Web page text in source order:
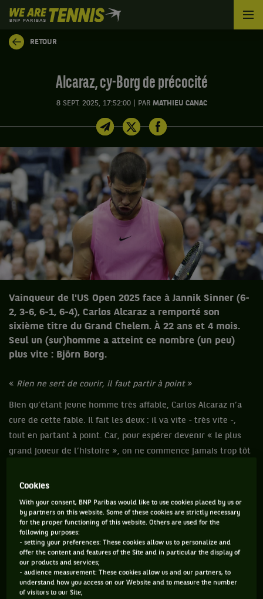
We
are
Tennis
by
RETOUR
Alcaraz, cy-Borg de précocité
8 SEPT. 2025, 17:52:00 PAR MATHIEU CANAC
Vainqueur de l'US Open 2025 face à Jannik Sinner (6-
2, 3-6, 6-1, 6-4), Carlos Alcaraz a remporté son
sixième titre du Grand Chelem. À 22 ans et 4 mois.
Seul un (sur)homme a atteint ce nombre (un peu)
plus vite : Björn Borg.
« Rien ne sert de courir, il faut partir à point»
Bien qu’étant jeune homme très affable, Carlos Alcaraz n’a
cure de cette fable. Il fait les deux : il va vite - très vite -,
tout en partant à point. Car, pour espérer devenir « le plus
grand joueur de l’histoire », on ne commence jamais trop tôt
DERRIÈRE BORG, MAIS DEVANT NADAL
Et dans ce domaine, l’Espagnol est lancé à une allure de
lièvre. À 22 ans et 125 jours, le roi de l’US Open -
4 fantastiques - qui plu est tombeur
du rival Jannik Sinner
pour lui reprendre la place de n°1 mondial, compte
désormais 6 couronnes en Grand Chelem. Seule une légende
affiche, de peu, une précocité plus folle encore : Björn Borg.
Cookies
With your consent, BNP Paribas would like to use cookies placed by us or
by partners on this website. Some of these cookies are strictly necessary
for the proper functioning of this website. Others are used for the
following purposes:
- setting your preferences: These cookies allow us to personalize and
offer the content and features of the Site and in particular the display of
our products and services;
- audience measurement: These cookies allow us and our partners, to
understand how you access on our Website and to measure the number
of visitors to our Site;